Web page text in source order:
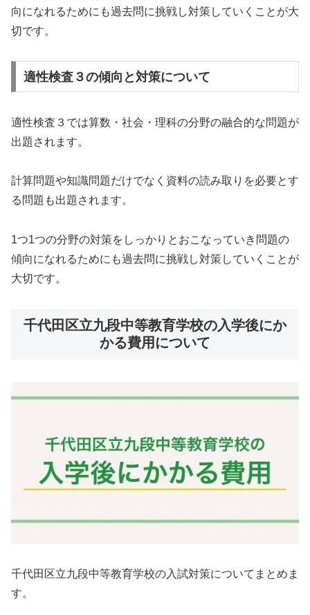
向になれるためにも過去問に挑戦し対策していくことが大
切です。
適性検査３の傾向と対策について
適性検査３では算数・社会・理科の分野の融合的な問題が
出題されます。
計算問題や知識問題だけでなく資料の読み取りを必要とす
る問題も出題されます。
1つ1つの分野の対策をしっかりとおこなっていき問題の
傾向になれるためにも過去問に挑戦し対策していくことが
大切です。
千代田区立九段中等教育学校の入学後にか
かる費用について
千代田区立九段中等教育学校の入試対策についてまとめま
す。